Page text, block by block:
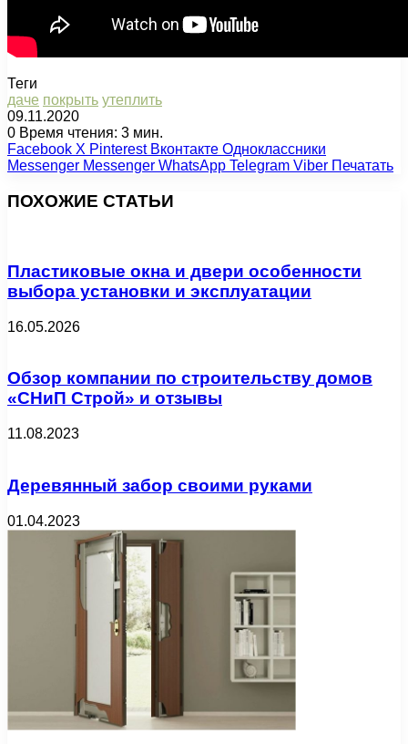
Теги
даче покрыть утеплить
09.11.2020
0 Время чтения: 3 мин.
Facebook X Pinterest Вконтакте Одноклассники
Messenger Messenger WhatsApp Telegram Viber Печатать
ПОХОЖИЕ СТАТЬИ
Пластиковые окна и двери особенности
выбора установки и эксплуатации
16.05.2026
Обзор компании по строительству домов
«СНиП Строй» и отзывы
11.08.2023
Деревянный забор своими руками
01.04.2023